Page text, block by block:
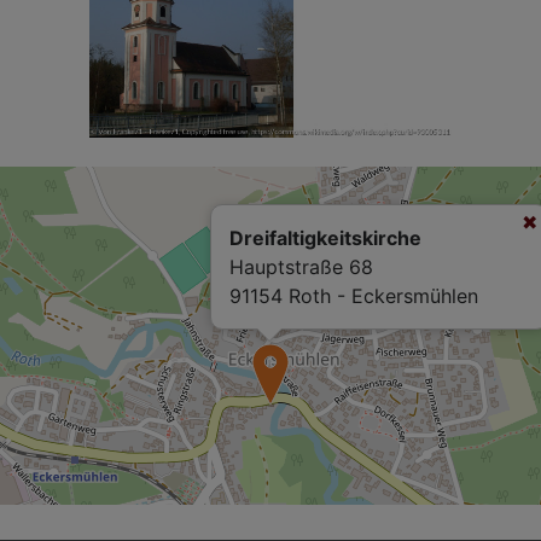
Dreifaltigkeitskirche
Hauptstraße 68
91154 Roth - Eckersmühlen